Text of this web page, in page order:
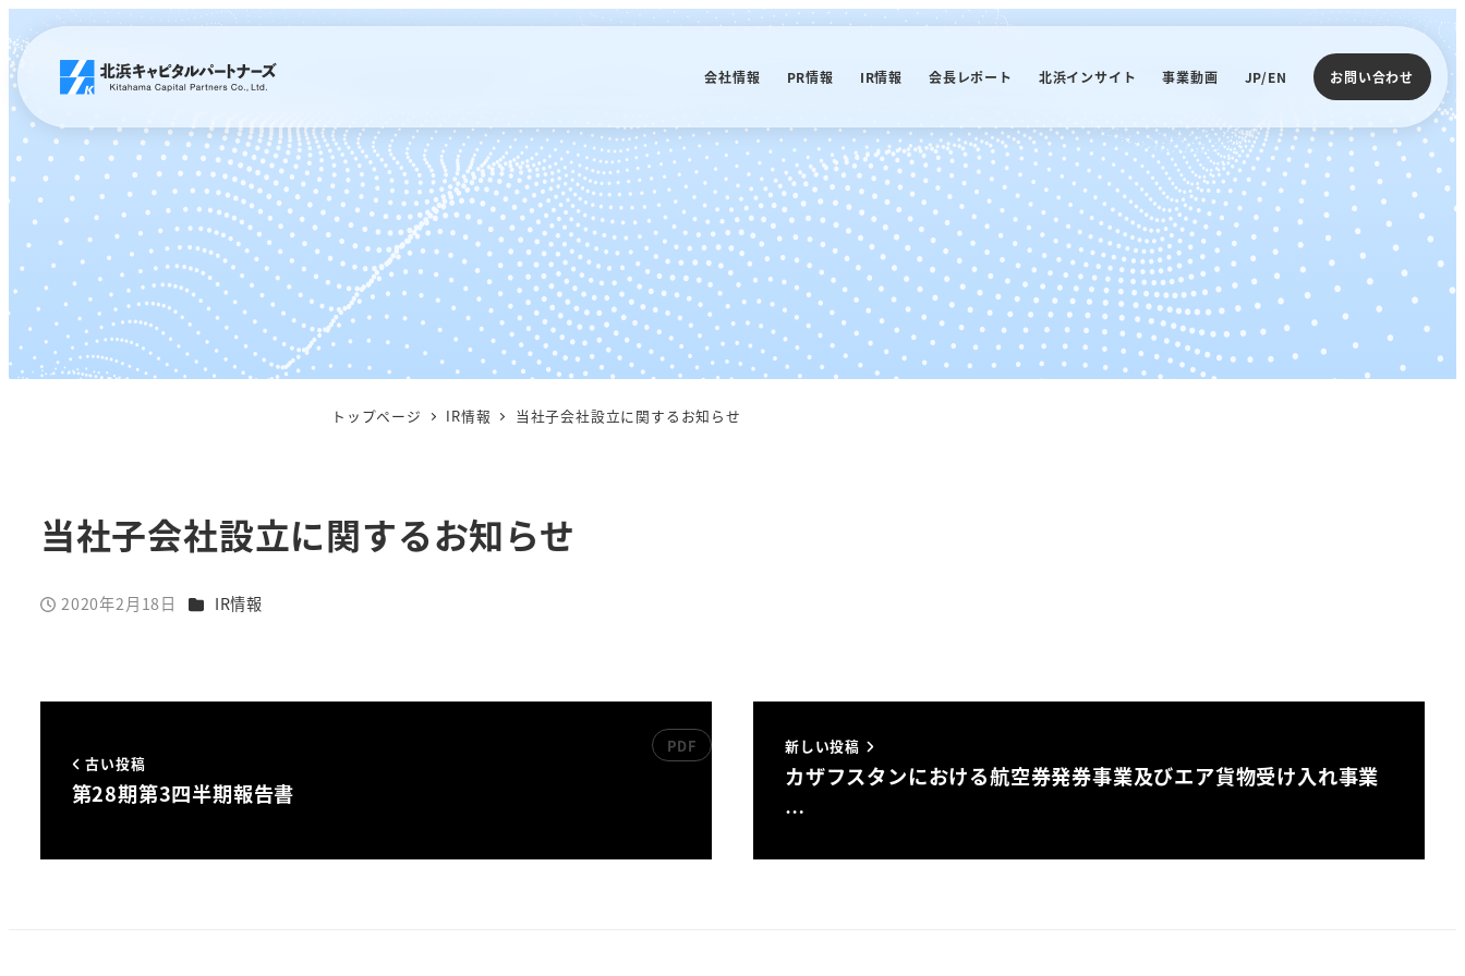
イ
ン
コ
ン
テ
ン
へ
移
会社情報 PR情報 IR情報 会長レポート 北浜インサイト 事業動画 JP/EN お問い合わせ
トップページ IR情報 当社子会社設立に関するお知らせ
当社子会社設立に関するお知らせ
投稿日
2020年2月18日 カテゴリー
IR情報
古い投稿
第28期第3四半期報告書
新しい投稿
カザフスタンにおける航空券発券事業及びエア貨物受け入れ事業
…